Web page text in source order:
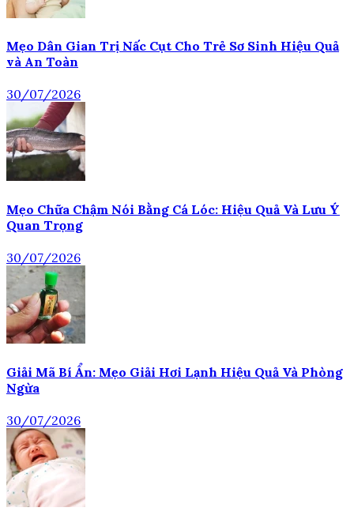
Mẹo Dân Gian Trị Nấc Cụt Cho Trẻ Sơ Sinh Hiệu Quả
và An Toàn
30/07/2026
Mẹo Chữa Chậm Nói Bằng Cá Lóc: Hiệu Quả Và Lưu Ý
Quan Trọng
30/07/2026
Giải Mã Bí Ẩn: Mẹo Giải Hơi Lạnh Hiệu Quả Và Phòng
Ngừa
30/07/2026